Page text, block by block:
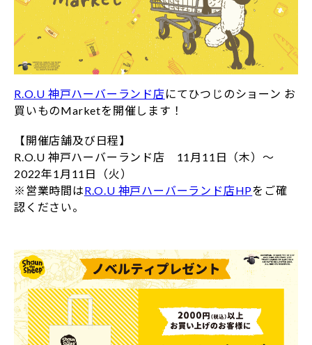
R.O.U 神戸ハーバーランド店にてひつじのショーン お
買いものMarketを開催します！
【開催店舗及び日程】
R.O.U 神戸ハーバーランド店 11月11日（木）～
2022年1月11日（火）
※営業時間はR.O.U 神戸ハーバーランド店HPをご確
認ください。